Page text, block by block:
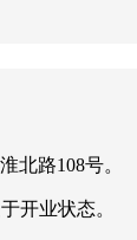
北路108号。
开业状态。